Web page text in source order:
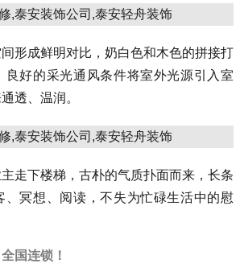
形成鲜明对比，奶白色和木色的拼接打
良好的采光通风条件将室外光源引入室
透、温润。
走下楼梯，古朴的气质扑面而来，长条
、冥想、阅读，不失为忙碌生活中的慰
国连锁！